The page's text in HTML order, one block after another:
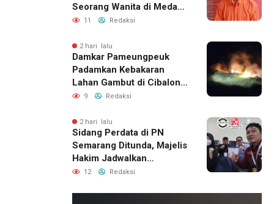
Seorang Wanita di Medan
Ditangkap Polisi
11 Redaksi
2 hari lalu
Damkar Pameungpeuk
Padamkan Kebakaran
Lahan Gambut di Cibalong,
Permukiman Warga
9 Redaksi
2 hari lalu
Sidang Perdata di PN
Semarang Ditunda, Majelis
Hakim Jadwalkan
Pemanggilan Ulang BPR
12 Redaksi